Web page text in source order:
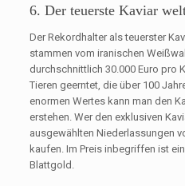
6. Der teuerste Kaviar
Der Rekordhalter als teuerster
stammen vom iranischen
durchschnittlich 30.000 Euro pro
Tieren geerntet, die über 100
enormen Wertes kann man den
erstehen. Wer den exklusiven
ausgewählten Niederlassungen
kaufen. Im Preis inbegriffen ist
Blattgold.